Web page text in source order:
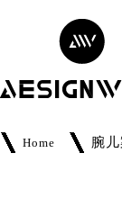
Home 腕儿